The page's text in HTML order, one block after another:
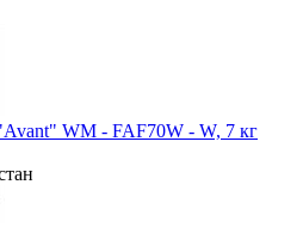
WM - FAF70W - W, 7 кг